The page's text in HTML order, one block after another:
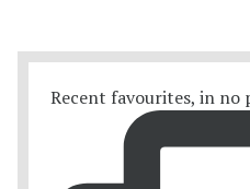
Recent favourites, in